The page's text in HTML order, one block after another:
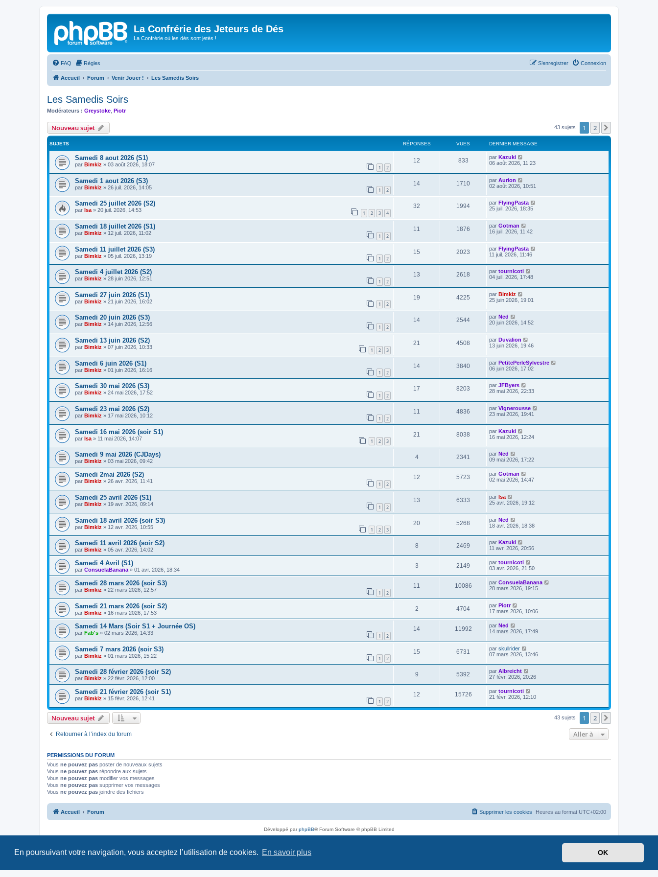
En poursuivant votre navigation, vous acceptez l’utilisation de cookies. En savoir plus OK
La Confrérie des Jeteurs de Dés
La Confrérie où les dés sont jetés !
FAQ Règles Connexion
S’enregistrer
Accueil Forum Venir Jouer ! Les Samedis Soirs
Les Samedis Soirs
Modérateurs : Greystoke Piotr
Nouveau sujet 43 sujets 1 2
SUJETS RÉPONSES VUES DERNIER MESSAGE
Samedi 8 aout 2026 (S1)
par Bimkiz » 03 août 2026, 18:07 1 2
12 833 par Kazuki
06 août 2026, 11:23
Samedi 1 aout 2026 (S3)
par Bimkiz » 26 juil. 2026, 14:05 1 2
14 1710 par Aurion
02 août 2026, 10:51
Samedi 25 juillet 2026 (S2)
par Isa » 20 juil. 2026, 14:53 1 2 3 4
32 1994 par FlyingPasta
25 juil. 2026, 18:35
Samedi 18 juillet 2026 (S1)
par Bimkiz » 12 juil. 2026, 11:02 1 2
11 1876 par Gotman
16 juil. 2026, 11:42
Samedi 11 juillet 2026 (S3)
par Bimkiz » 05 juil. 2026, 13:19 1 2
15 2023 par FlyingPasta
11 juil. 2026, 11:46
Samedi 4 juillet 2026 (S2)
par Bimkiz » 28 juin 2026, 12:51 1 2
13 2618 par tournicoti
04 juil. 2026, 17:48
Samedi 27 juin 2026 (S1)
par Bimkiz » 21 juin 2026, 16:02 1 2
19 4225 par Bimkiz
25 juin 2026, 19:01
Samedi 20 juin 2026 (S3)
par Bimkiz » 14 juin 2026, 12:56 1 2
14 2544 par Ned
20 juin 2026, 14:52
Samedi 13 juin 2026 (S2)
par Bimkiz » 07 juin 2026, 10:33 1 2 3
21 4508 par Duvalion
13 juin 2026, 19:46
Samedi 6 juin 2026 (S1)
par Bimkiz » 01 juin 2026, 16:16 1 2
14 3840 par PetitePerleSylvestre
06 juin 2026, 17:02
Samedi 30 mai 2026 (S3)
par Bimkiz » 24 mai 2026, 17:52 1 2
17 8203 par JFByers
28 mai 2026, 22:33
Samedi 23 mai 2026 (S2)
par Bimkiz » 17 mai 2026, 10:12 1 2
11 4836 par Vignerousse
23 mai 2026, 19:41
Samedi 16 mai 2026 (soir S1)
par Isa » 11 mai 2026, 14:07 1 2 3
21 8038 par Kazuki
16 mai 2026, 12:24
Samedi 9 mai 2026 (CJDays)
par Bimkiz » 03 mai 2026, 09:42
4 2341 par Ned
09 mai 2026, 17:22
Samedi 2mai 2026 (S2)
par Bimkiz » 26 avr. 2026, 11:41 1 2
12 5723 par Gotman
02 mai 2026, 14:47
Samedi 25 avril 2026 (S1)
par Bimkiz » 19 avr. 2026, 09:14 1 2
13 6333 par Isa
25 avr. 2026, 19:12
Samedi 18 avril 2026 (soir S3)
par Bimkiz » 12 avr. 2026, 10:55 1 2 3
20 5268 par Ned
18 avr. 2026, 18:38
Samedi 11 avril 2026 (soir S2)
par Bimkiz » 05 avr. 2026, 14:02
8 2469 par Kazuki
11 avr. 2026, 20:56
Samedi 4 Avril (S1)
par ConsuelaBanana » 01 avr. 2026, 18:34
3 2149 par tournicoti
03 avr. 2026, 21:50
Samedi 28 mars 2026 (soir S3)
par Bimkiz » 22 mars 2026, 12:57 1 2
11 10086 par ConsuelaBanana
28 mars 2026, 19:15
Samedi 21 mars 2026 (soir S2)
par Bimkiz » 16 mars 2026, 17:53
2 4704 par Piotr
17 mars 2026, 10:06
Samedi 14 Mars (Soir S1 + Journée OS)
par Fab's » 02 mars 2026, 14:33 1 2
14 11992 par Ned
14 mars 2026, 17:49
Samedi 7 mars 2026 (soir S3)
par Bimkiz » 01 mars 2026, 15:22 1 2
15 6731 par skullrider
07 mars 2026, 13:46
Samedi 28 février 2026 (soir S2)
par Bimkiz » 22 févr. 2026, 12:00
9 5392 par Albreicht
27 févr. 2026, 20:26
Samedi 21 février 2026 (soir S1)
par Bimkiz » 15 févr. 2026, 12:41 1 2
12 15726 par tournicoti
21 févr. 2026, 12:10
Nouveau sujet 43 sujets 1 2
Retourner à l’index du forum Aller à
PERMISSIONS DU FORUM
Vous ne pouvez pas poster de nouveaux sujets
Vous ne pouvez pas répondre aux sujets
Vous ne pouvez pas modifier vos messages
Vous ne pouvez pas supprimer vos messages
Vous ne pouvez pas joindre des fichiers
Accueil Forum Heures au format UTC+02:00
Supprimer les cookies
Développé parphpBB® Forum Software © phpBB Limited